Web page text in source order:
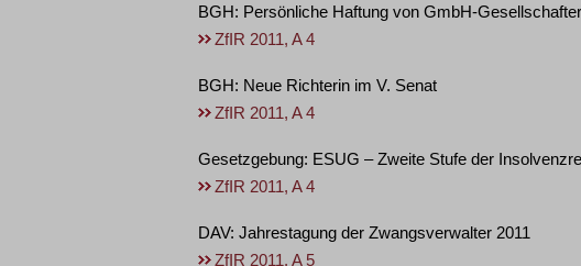
BGH: Persönliche Haftung von GmbH-
ZfIR 2011, A 4
BGH: Neue Richterin im V. Senat
ZfIR 2011, A 4
Gesetzgebung: ESUG – Zweite Stufe der
ZfIR 2011, A 4
DAV: Jahrestagung der Zwangsverwalter 2011
ZfIR 2011, A 5